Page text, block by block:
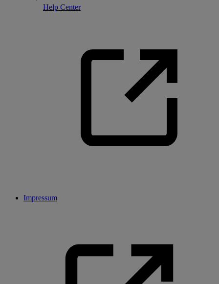
Help Center
Impressum